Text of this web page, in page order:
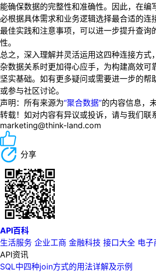
能确保数据的完整性和准确性。因此，在编
必根据具体需求和业务逻辑选择最合适的连
最佳实践和注意事项，可以进一步提升查询
性。
总之，深入理解并灵活运用这四种连接方式
杂数据关系时更加得心应手，为构建高效可
坚实基础。如有更多疑问或需要进一步的帮
或参与社区讨论。
声明：所有来源为“聚合数据”的内容信息，
转载！如对内容有异议或投诉，请与我们联
marketing@think-land.com
分享
API百科
生活服务 企业工商 金融科技 接口大全 电子
API资讯
SQL中四种join方式的用法详解及示例